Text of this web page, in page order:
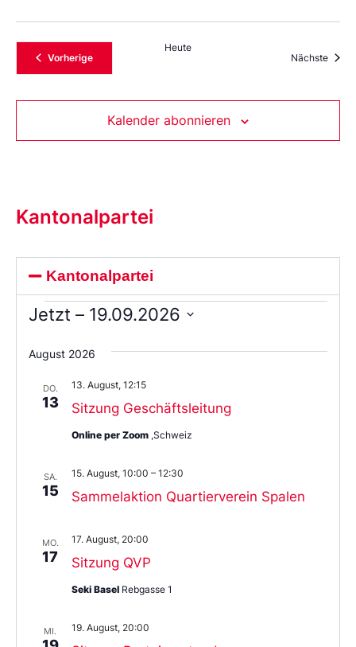
VorherigeVeranstaltungen
Heute
Nächste
Kalender abonnieren
Kantonalpartei
Kantonalpartei
Jetzt – 19.09.2026
Sie
das
aus.
August 2026
DO.
13 Sitzung Geschäftsleitung
13. August, 12:15
Online per Zoom ,Schweiz
SA.
15 Sammelaktion Quartierverein Spalen
15. August, 10:00 – 12:30
MO.
17 Sitzung QVP
17. August, 20:00
Seki Basel Rebgasse 1
MI. 19. August, 20:00